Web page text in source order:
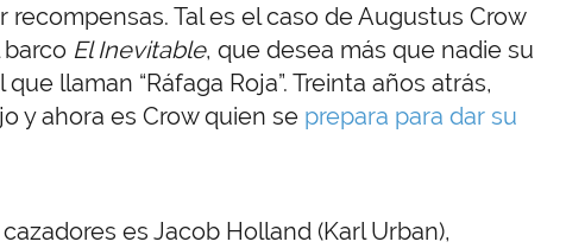
Tal es el caso de Augustus Crow
barco El Inevitable, que desea más que nadie su
llaman “Ráfaga Roja”. Treinta años atrás,
y ahora es Crow quien se prepara para dar su
es Jacob Holland (Karl Urban),